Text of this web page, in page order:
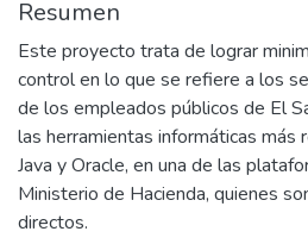
Resumen
Este proyecto trata de lograr
control en lo que se refiere a los
de los empleados públicos de El
las herramientas informáticas más
Java y Oracle, en una de las
Ministerio de Hacienda, quienes
directos.